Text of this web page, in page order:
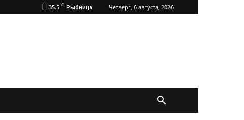
35.5 C Рыбница Четверг, 6 августа, 2026